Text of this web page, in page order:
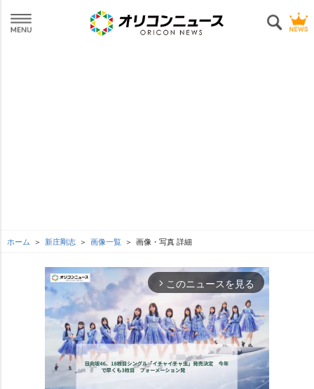
ホーム 新庄剛志 画像一覧 画像・写真 詳細
arrow_forward_ios このニュースを見る